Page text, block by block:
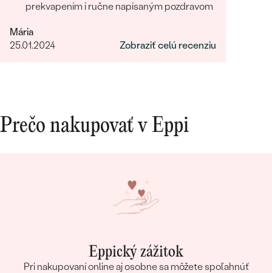
prekvapením i ručne napísaným pozdravom
Mária
25.01.2024
Zobraziť celú recenziu
Prečo nakupovať v Eppi
Eppický zážitok
Pri nakupovaní online aj osobne sa môžete spoľahnúť